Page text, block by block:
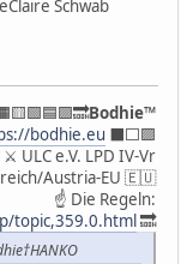
Schwab
Bodhie™
bodhie.eu ⬛️⬜️🟪
ULC e.V. LPD IV-Vr
Austria-EU 🇪🇺
☝ Die Regeln:
topic,359.0.html🔜